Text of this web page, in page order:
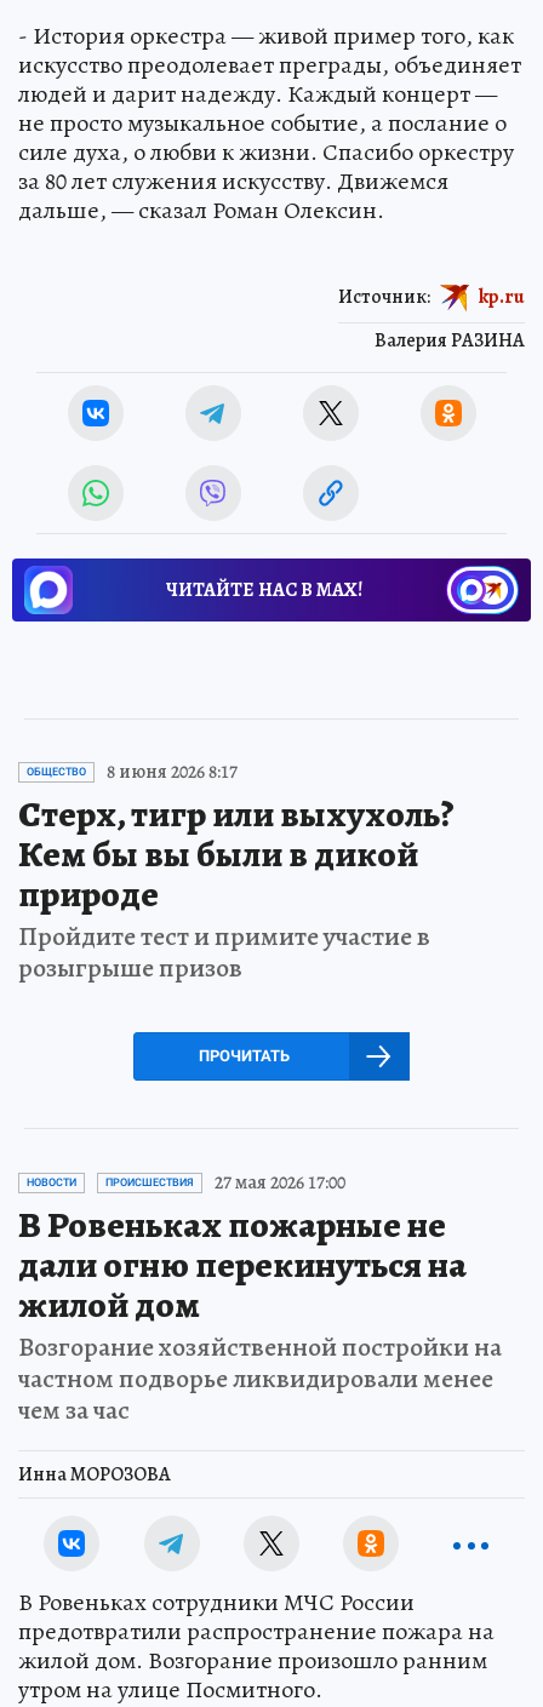
- История оркестра — живой пример того, как
искусство преодолевает преграды, объединяет
людей и дарит надежду. Каждый концерт —
не просто музыкальное событие, а послание о
силе духа, о любви к жизни. Спасибо оркестру
за 80 лет служения искусству. Движемся
дальше, — сказал Роман Олексин.
Валерия РАЗИНА
Источник: kp.ru
ЧИТАЙТЕ НАС В МАХ!
ОБЩЕСТВО 8 июня 2026 8:17
Стерх, тигр или выхухоль?
Кем бы вы были в дикой
природе
Пройдите тест и примите участие в
розыгрыше призов
ПРОЧИТАТЬ
НОВОСТИ ПРОИСШЕСТВИЯ 27 мая 2026 17:00
В Ровеньках пожарные не
дали огню перекинуться на
жилой дом
Возгорание хозяйственной постройки на
частном подворье ликвидировали менее
чем за час
Инна МОРОЗОВА
В Ровеньках сотрудники МЧС России
предотвратили распространение пожара на
жилой дом. Возгорание произошло ранним
утром на улице Посмитного.